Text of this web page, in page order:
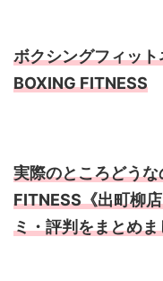
ボクシングフィッ
BOXING FITNESS
実際のところどう
FITNESS《出町柳
ミ・評判をまとめま